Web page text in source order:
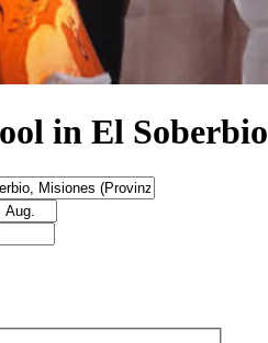
in El Soberbio